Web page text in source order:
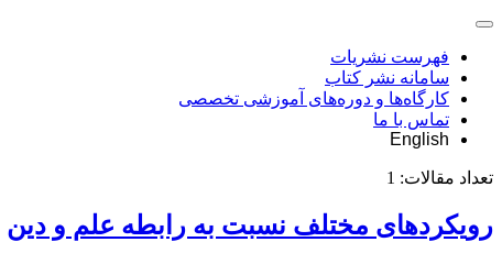
فهرست نشریات
سامانه نشر کتاب
کارگاه‌ها و دوره‌های آموزشی تخصصی
تماس با ما
English
تعداد مقالات: 1
رویکردهای مختلف نسبت به رابطه علم و دین